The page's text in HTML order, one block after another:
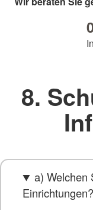
8.
a) Welchen
Einrichtungen?